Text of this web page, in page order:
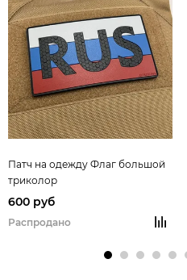
Патч на одежду Флаг большой
триколор
600 руб
Распродано